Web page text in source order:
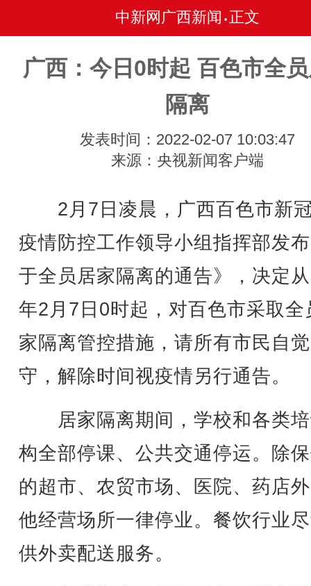
中新网广西新闻 • 正文
广西：今日0时起 百色市全
隔离
发表时间：2022-02-07 10:03:47
来源：央视新闻客户端
2月7日凌晨，广西百色市新
疫情防控工作领导小组指挥部发
于全员居家隔离的通告》，决定
年2月7日0时起，对百色市采取全
家隔离管控措施，请所有市民自
守，解除时间视疫情另行通告。
居家隔离期间，学校和各类
构全部停课、公共交通停运。除
的超市、农贸市场、医院、药店
他经营场所一律停业。餐饮行业
供外卖配送服务。